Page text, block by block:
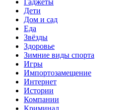
Дети
Дом и сад
Еда
Звёзды
Здоровье
Зимние виды спорта
Игры
Импортозамещение
Интернет
Истории
Компании
Криминал